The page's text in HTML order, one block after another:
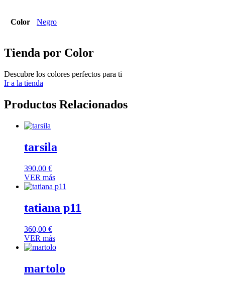
Color Negro
Tienda por Color
Descubre los colores perfectos para ti
Ir a la tienda
Productos Relacionados
tarsila
390,00 €
VER más
tatiana p11
360,00 €
VER más
martolo